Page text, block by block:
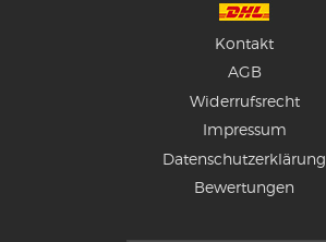
Kontakt
AGB
Widerrufsrecht
Impressum
Datenschutzerklärung
Bewertungen